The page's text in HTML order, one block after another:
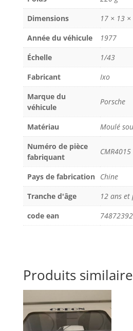
gt3
24
H
Caoutchouc
Nitrile
2017
Frikadelli
tôt
Dimensions
17 × 13 ×
Année du véhicule
1977
Échelle
1/43
Fabricant
Ixo
Marque du
véhicule
Porsche
Matériau
Moulé
Numéro de pièce
fabriquant
CMR4015
Pays de fabrication Chine
Tranche d'âge
12 ans et
code ean
Produits